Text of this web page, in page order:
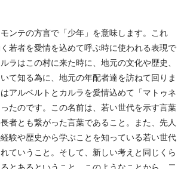
ンテの方言で「少年」を意味します。これ
若者を愛情を込めて呼ぶ時に使われる表現で
ラはこの村に来た時に、地元の文化や歴史、
て知る為に、地元の年配者達を訪ねて回りま
アルベルトとカルラを愛情込めて「マトゥネ
たのです。この名前は、若い世代を示す言葉
者とも繋がった言葉であること。また、先人
験や歴史から学ぶことを知っている若い世代
ていうこと。そして、新しい考えと同じくら